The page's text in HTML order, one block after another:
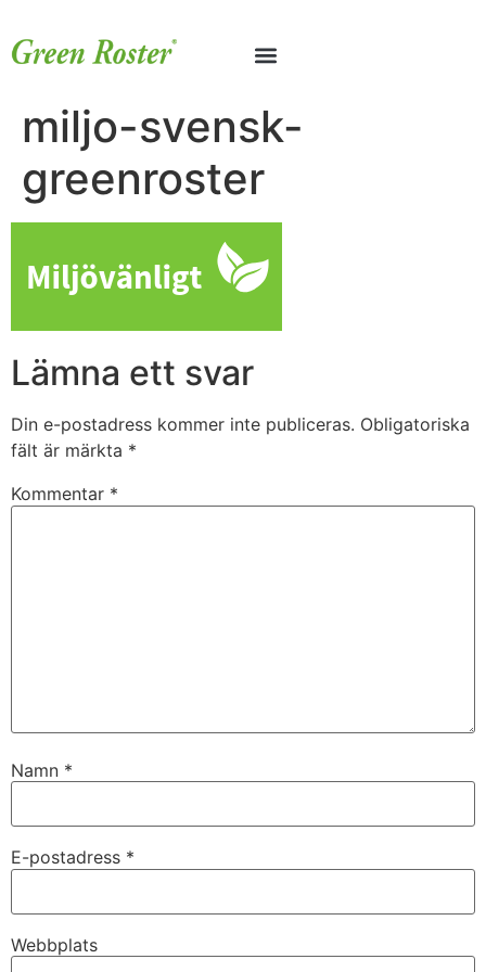
miljo-svensk-
greenroster
Lämna ett svar
Din e-postadress kommer inte publiceras. Obligatoriska
fält är märkta *
Kommentar *
Namn *
E-postadress *
Webbplats